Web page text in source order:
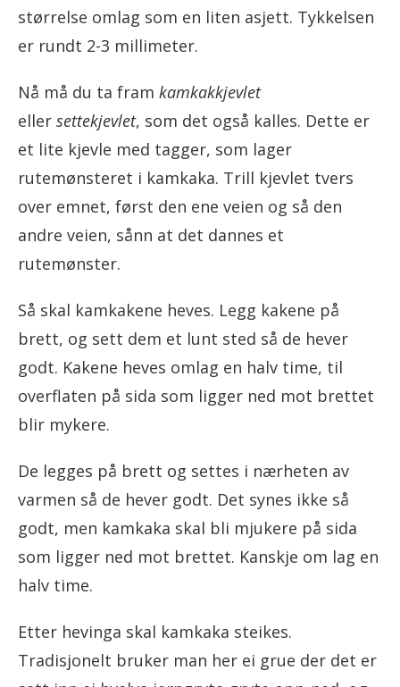
størrelse omlag som en liten asjett. Tykkelsen
er rundt 2-3 millimeter.
Nå må du ta fram kamkakkjevlet
eller settekjevlet, som det også kalles. Dette er
et lite kjevle med tagger, som lager
rutemønsteret i kamkaka. Trill kjevlet tvers
over emnet, først den ene veien og så den
andre veien, sånn at det dannes et
rutemønster.
Så skal kamkakene heves. Legg kakene på
brett, og sett dem et lunt sted så de hever
godt. Kakene heves omlag en halv time, til
overflaten på sida som ligger ned mot brettet
blir mykere.
De legges på brett og settes i nærheten av
varmen så de hever godt. Det synes ikke så
godt, men kamkaka skal bli mjukere på sida
som ligger ned mot brettet. Kanskje om lag en
halv time.
Etter hevinga skal kamkaka steikes.
Tradisjonelt bruker man her ei grue der det er